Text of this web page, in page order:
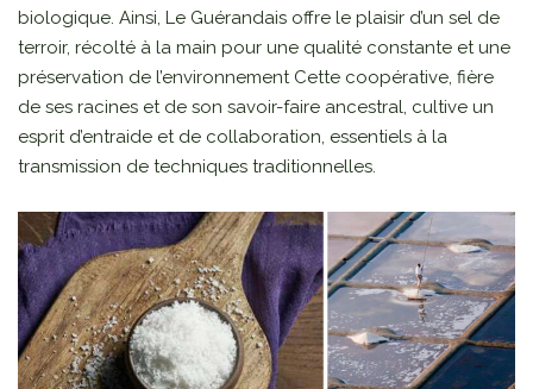
biologique. Ainsi, Le Guérandais offre le plaisir d’un sel de
terroir, récolté à la main pour une qualité constante et une
préservation de l’environnement Cette coopérative, fière
de ses racines et de son savoir-faire ancestral, cultive un
esprit d’entraide et de collaboration, essentiels à la
transmission de techniques traditionnelles.